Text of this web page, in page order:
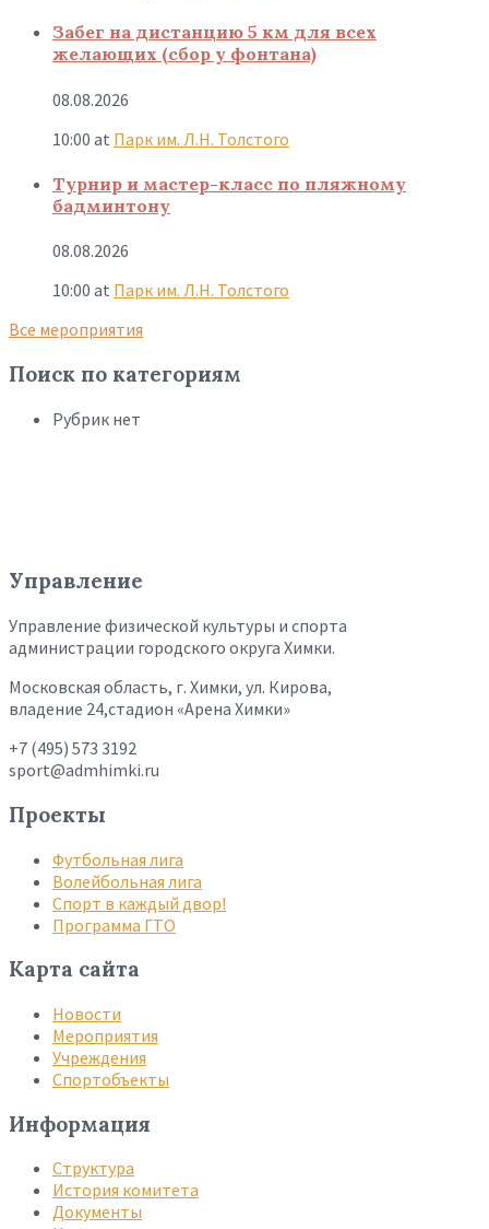
Забег на дистанцию 5 км для всех
желающих (сбор у фонтана)
08.08.2026
10:00 at Парк им. Л.Н. Толстого
Турнир и мастер-класс по пляжному
бадминтону
08.08.2026
10:00 at Парк им. Л.Н. Толстого
Все мероприятия
Поиск по категориям
Рубрик нет
Управление
Управление физической культуры и спорта
администрации городского округа Химки.
Московская область, г. Химки, ул. Кирова,
владение 24,стадион «Арена Химки»
+7 (495) 573 3192
sport@admhimki.ru
Проекты
Футбольная лига
Волейбольная лига
Спорт в каждый двор!
Программа ГТО
Карта сайта
Новости
Мероприятия
Учреждения
Спортобъекты
Информация
Структура
История комитета
Документы